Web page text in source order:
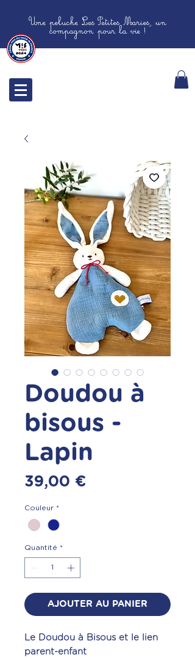
Une peluche Les Petites Maries, un
compagnon pour la vie !
Doudou à
bisous -
Lapin
39,00 €
Couleur *
Quantité *
AJOUTER AU PANIER
Le Doudou à Bisous et le lien
parent-enfant